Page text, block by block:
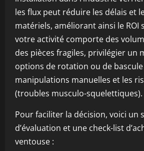
les flux peut réduire les délais et
matériels, améliorant ainsi le ROI
votre activité comporte des
des pièces fragiles, privilégier un
options de rotation ou de
manipulations manuelles et les
(troubles musculo-squelettiques).
Pour faciliter la décision, voici un
d’évaluation et une check-list
ventouse :